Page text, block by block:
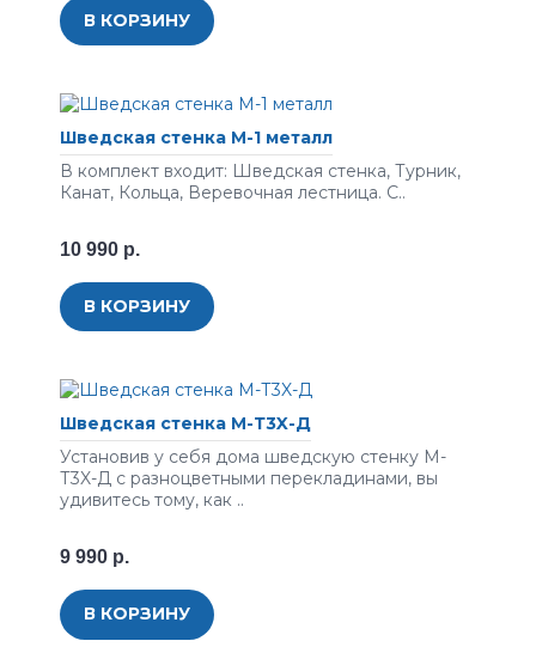
В КОРЗИНУ
Шведская стенка М-1 металл
В комплект входит: Шведская стенка, Турник,
Канат, Кольца, Веревочная лестница. С..
10 990 р.
В КОРЗИНУ
Шведская стенка М-Т3X-Д
Установив у себя дома шведскую стенку М-
Т3X-Д с разноцветными перекладинами, вы
удивитесь тому, как ..
9 990 р.
В КОРЗИНУ